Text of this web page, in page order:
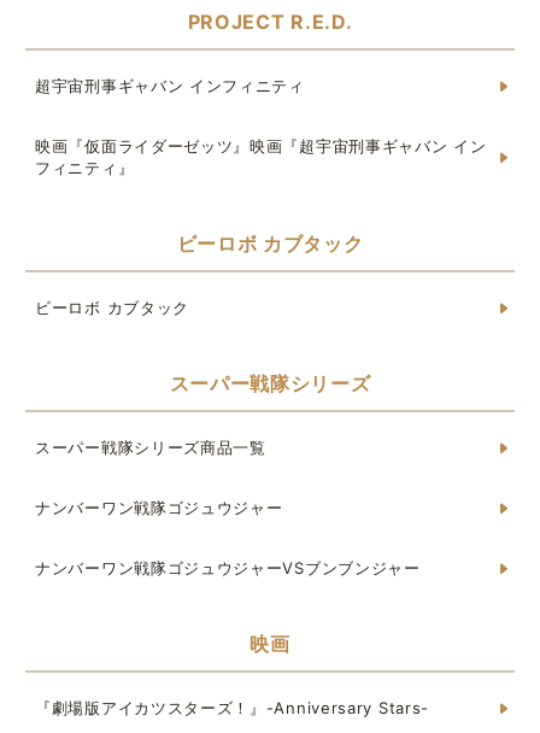
PROJECT R.E.D.
超宇宙刑事ギャバン インフィニティ
映画『仮面ライダーゼッツ』映画『超宇宙刑事ギャバン イン
フィニティ』
ビーロボ カブタック
ビーロボ カブタック
スーパー戦隊シリーズ
スーパー戦隊シリーズ商品一覧
ナンバーワン戦隊ゴジュウジャー
ナンバーワン戦隊ゴジュウジャーVSブンブンジャー
映画
『劇場版アイカツスターズ！』-Anniversary Stars-